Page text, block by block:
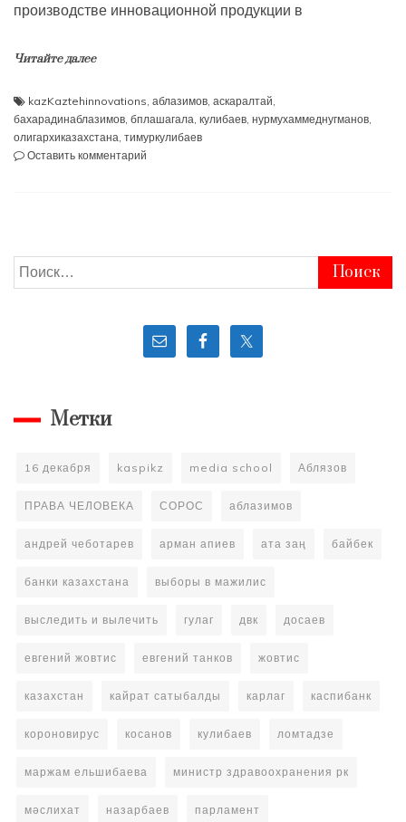
производстве инновационной продукции в
Читайте далее
kazKaztehinnovations, аблазимов, аскаралтай,
бахарадинаблазимов, бплашагала, кулибаев, нурмухаммеднугманов,
олигархиказахстана, тимуркулибаев
Оставить комментарий
Найти:
Метки
16 декабря kaspikz media school Аблязов
ПРАВА ЧЕЛОВЕКА СОРОС аблазимов
андрей чеботарев арман апиев ата заң байбек
банки казахстана выборы в мажилис
выследить и вылечить гулаг двк досаев
евгений жовтис евгений танков жовтис
казахстан кайрат сатыбалды карлаг каспибанк
короновирус косанов кулибаев ломтадзе
маржам ельшибаева министр здравоохранения рк
мәслихат назарбаев парламент